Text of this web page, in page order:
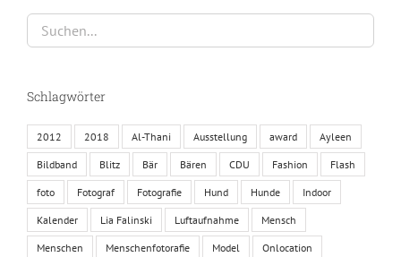
Schlagwörter
2012 2018 Al-Thani Ausstellung award Ayleen
Bildband Blitz Bär Bären CDU Fashion Flash
foto Fotograf Fotografie Hund Hunde Indoor
Kalender Lia Falinski Luftaufnahme Mensch
Menschen Menschenfotorafie Model Onlocation